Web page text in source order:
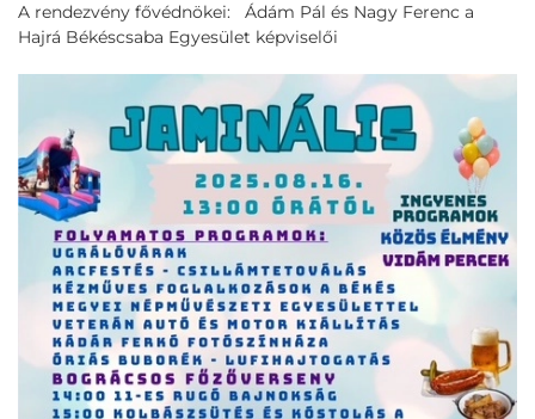
A rendezvény fővédnökei: Ádám Pál és Nagy Ferenc a
Hajrá Békéscsaba Egyesület képviselői